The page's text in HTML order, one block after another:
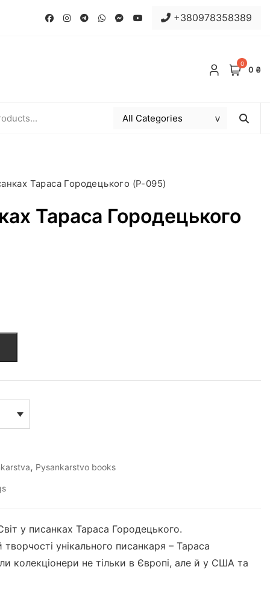
+380978358389
0
0 ₴
Тараса Городецького (P-095)
Тараса Городецького
, Pysankarstvo books
у писанках Тараса Городецького.
унікального писанкаря – Тараса
колекціонери не тільки в Європі, але й у США та